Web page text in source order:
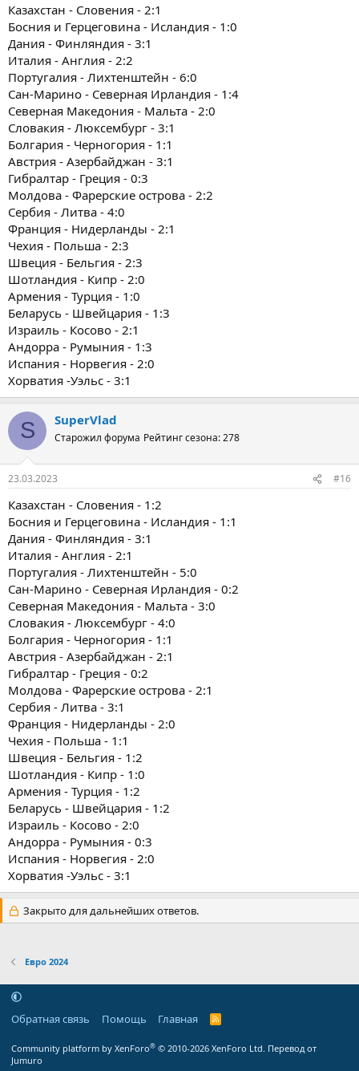
Казахстан - Словения - 2:1
Босния и Герцеговина - Исландия - 1:0
Дания - Финляндия - 3:1
Италия - Англия - 2:2
Португалия - Лихтенштейн - 6:0
Сан-Марино - Северная Ирландия - 1:4
Северная Македония - Мальта - 2:0
Словакия - Люксембург - 3:1
Болгария - Черногория - 1:1
Австрия - Азербайджан - 3:1
Гибралтар - Греция - 0:3
Молдова - Фарерские острова - 2:2
Сербия - Литва - 4:0
Франция - Нидерланды - 2:1
Чехия - Польша - 2:3
Швеция - Бельгия - 2:3
Шотландия - Кипр - 2:0
Армения - Турция - 1:0
Беларусь - Швейцария - 1:3
Израиль - Косово - 2:1
Андорра - Румыния - 1:3
Испания - Норвегия - 2:0
Хорватия -Уэльс - 3:1
S SuperVlad
Старожил форума Рейтинг сезона: 278
23.03.2023 #16
Казахстан - Словения - 1:2
Босния и Герцеговина - Исландия - 1:1
Дания - Финляндия - 3:1
Италия - Англия - 2:1
Португалия - Лихтенштейн - 5:0
Сан-Марино - Северная Ирландия - 0:2
Северная Македония - Мальта - 3:0
Словакия - Люксембург - 4:0
Болгария - Черногория - 1:1
Австрия - Азербайджан - 2:1
Гибралтар - Греция - 0:2
Молдова - Фарерские острова - 2:1
Сербия - Литва - 3:1
Франция - Нидерланды - 2:0
Чехия - Польша - 1:1
Швеция - Бельгия - 1:2
Шотландия - Кипр - 1:0
Армения - Турция - 1:2
Беларусь - Швейцария - 1:2
Израиль - Косово - 2:0
Андорра - Румыния - 0:3
Испания - Норвегия - 2:0
Хорватия -Уэльс - 3:1
Закрыто для дальнейших ответов.
Евро 2024
Обратная связь Помощь Главная
R
Community platform by XenForo® © 2010-2026 XenForo Ltd. Перевод от
Jumuro